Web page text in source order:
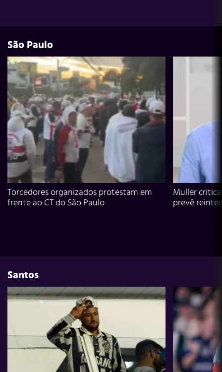
São Paulo
Torcedores organizados protestam em
frente ao CT do São Paulo
Muller
prevê
Santos